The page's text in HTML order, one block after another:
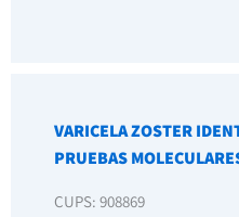
VARICELA ZOSTER
PRUEBAS
CUPS: 908869